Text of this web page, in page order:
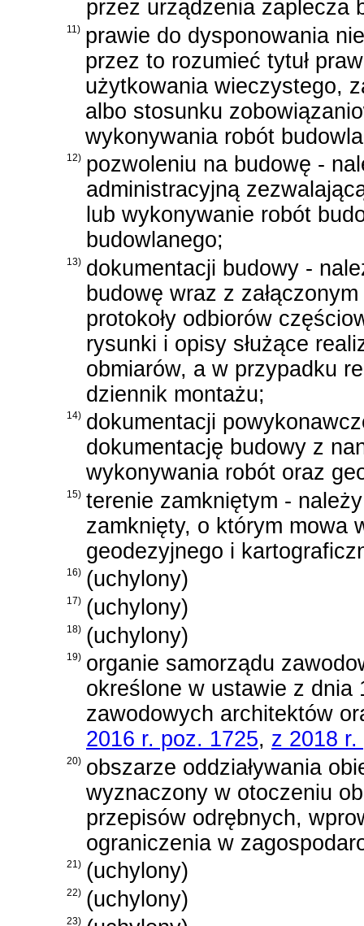
przez urządzenia zaplecza
11) prawie do dysponowania
przez to rozumieć tytuł
użytkowania wieczystego,
albo stosunku
wykonywania robót
12) pozwoleniu na budowę -
administracyjną
lub wykonywanie robót
budowlanego;
13) dokumentacji budowy -
budowę wraz z
protokoły odbiorów
rysunki i opisy służące
obmiarów, a w przypadku
dziennik montażu;
14) dokumentacji
dokumentację budowy z
wykonywania robót oraz
15) terenie zamkniętym -
zamknięty, o którym mowa
geodezyjnego i
16) (uchylony)
17) (uchylony)
18) (uchylony)
19) organie samorządu
określone w ustawie z dnia
zawodowych architektów
2016 r. poz. 1725, z 2018
20) obszarze oddziaływania
wyznaczony w otoczeniu
przepisów odrębnych,
ograniczenia w
21) (uchylony)
22) (uchylony)
23)